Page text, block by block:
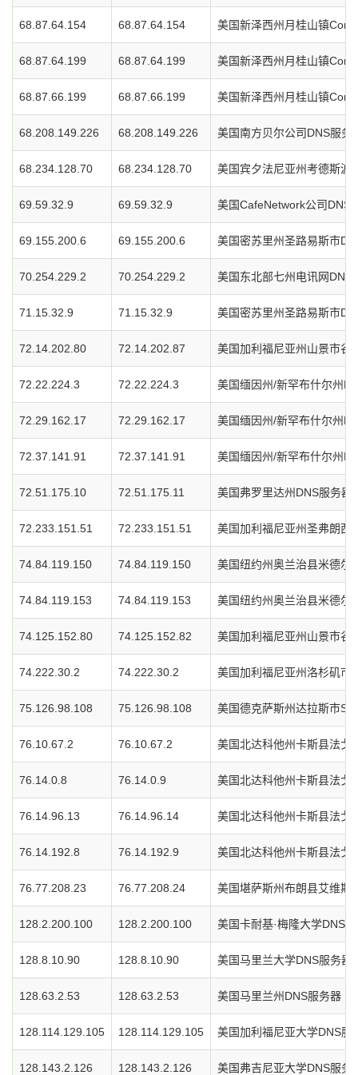
68.87.64.154 68.87.64.154 美国新泽西州月桂山镇
68.87.64.199 68.87.64.199 美国新泽西州月桂山镇
68.87.66.199 68.87.66.199 美国新泽西州月桂山镇
68.208.149.226 68.208.149.226 美国南方贝尔公司DNS服务
68.234.128.70 68.234.128.70 美国宾夕法尼亚州考德斯波
69.59.32.9 69.59.32.9 美国CafeNetwork公司DNS
69.155.200.6 69.155.200.6 美国密苏里州圣路易斯市
70.254.229.2 70.254.229.2 美国东北部七州电讯网DNS
71.15.32.9 71.15.32.9 美国密苏里州圣路易斯市
72.14.202.80 72.14.202.87 美国加利福尼亚州山景市谷
72.22.224.3 72.22.224.3 美国缅因州/新罕布什尔州
72.29.162.17 72.29.162.17 美国缅因州/新罕布什尔州
72.37.141.91 72.37.141.91 美国缅因州/新罕布什尔州
72.51.175.10 72.51.175.11 美国弗罗里达州DNS服务器
72.233.151.51 72.233.151.51 美国加利福尼亚州圣弗朗西
74.84.119.150 74.84.119.150 美国纽约州奥兰治县米德尔
74.84.119.153 74.84.119.153 美国纽约州奥兰治县米德尔
74.125.152.80 74.125.152.82 美国加利福尼亚州山景市谷
74.222.30.2 74.222.30.2 美国加利福尼亚州洛杉矶市
75.126.98.108 75.126.98.108 美国德克萨斯州达拉斯市
76.10.67.2 76.10.67.2 美国北达科他州卡斯县法戈
76.14.0.8 76.14.0.9 美国北达科他州卡斯县法戈
76.14.96.13 76.14.96.14 美国北达科他州卡斯县法戈
76.14.192.8 76.14.192.9 美国北达科他州卡斯县法戈
76.77.208.23 76.77.208.24 美国堪萨斯州布朗县艾维斯
128.2.200.100 128.2.200.100 美国卡耐基·梅隆大学DNS
128.8.10.90 128.8.10.90 美国马里兰大学DNS服务器
128.63.2.53 128.63.2.53 美国马里兰州DNS服务器
128.114.129.105 128.114.129.105 美国加利福尼亚大学DNS服
128.143.2.126 128.143.2.126 美国弗吉尼亚大学DNS服务